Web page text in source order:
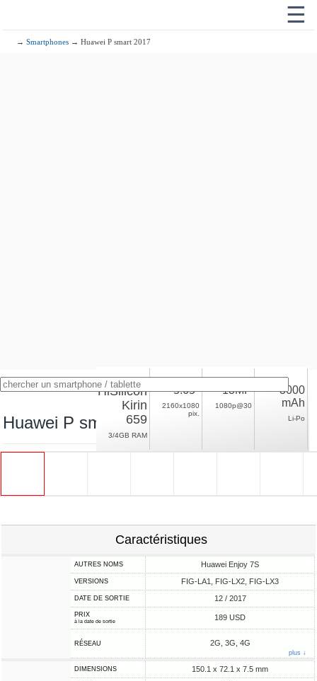
☰
→Smartphones → Huawei P smart 2017
Huawei P smart 2017
HiSilicon
Kirin
659
3/4GB RAM
5.65"
2160x1080
pix.
13MP
1080p@30
3000
mAh
Li-Po
Caractéristiques
AUTRES NOMS Huawei Enjoy 7S
VERSIONS FIG-LA1, FIG-LX2, FIG-LX3
DATE DE SORTIE 12 / 2017
PRIX
à la date de sortie 189 USD
RÉSEAU 2G, 3G, 4G
plus ↓
DIMENSIONS 150.1 x 72.1 x 7.5 mm